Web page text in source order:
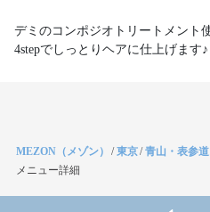
デミのコンポジオトリートメント
4stepでしっとりヘアに仕上げます♪
MEZON（メゾン） /東京/青山・表参
メニュー詳細